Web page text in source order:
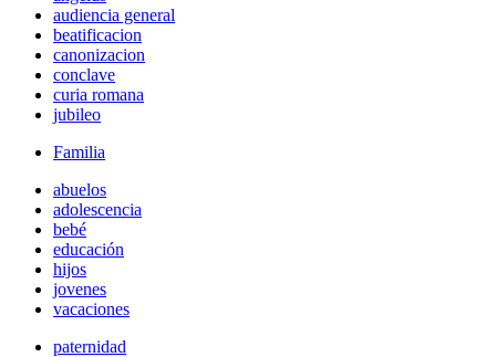
audiencia general
beatificacion
canonizacion
conclave
curia romana
jubileo
Familia
abuelos
adolescencia
bebé
educación
hijos
jovenes
vacaciones
paternidad